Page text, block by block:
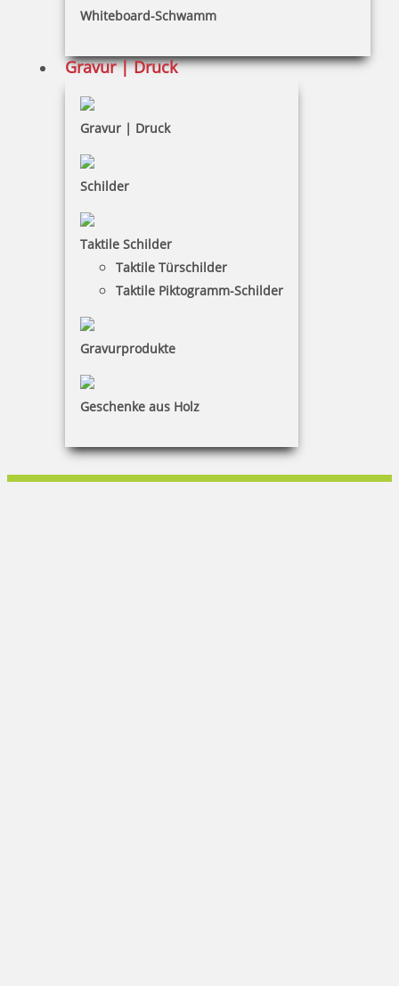
Whiteboard-Schwamm
Gravur | Druck
Gravur | Druck
Schilder
Taktile Schilder
Taktile Türschilder
Taktile Piktogramm-Schilder
Gravurprodukte
Geschenke aus Holz
Datenschutz
Widerruf
Barrierefreiheit
Vertrag widerrufen
KUNDENBEREICH
Mein Konto
Kundenservice
KONTAKT
Stempelboss ist ein Service der DRUCKEREI + WERBUNG,
Hilgenfeldt & Kontny, Inh. Peter Kontny
Peter Kontny
033979 5080